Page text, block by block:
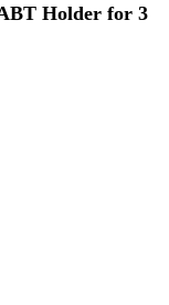
Holder for 3